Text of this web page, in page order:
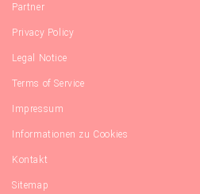
Partner
Privacy Policy
Legal Notice
Terms of Service
Impressum
Informationen zu Cookies
Kontakt
Sitemap